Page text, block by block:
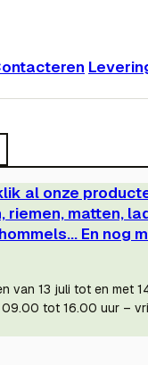
al onze
riemen, matten,
En nog
van 13 juli tot en met
09.00 tot 16.00 uur –